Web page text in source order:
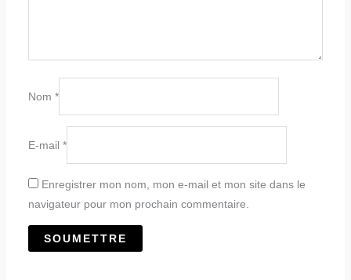
Nom *
E-mail *
Enregistrer mon nom, mon e-mail et mon site dans le
navigateur pour mon prochain commentaire.